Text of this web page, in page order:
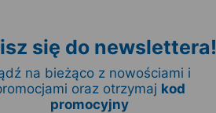
się do newslettera!
na bieżąco z nowościami i
oraz otrzymaj kod
promocyjny